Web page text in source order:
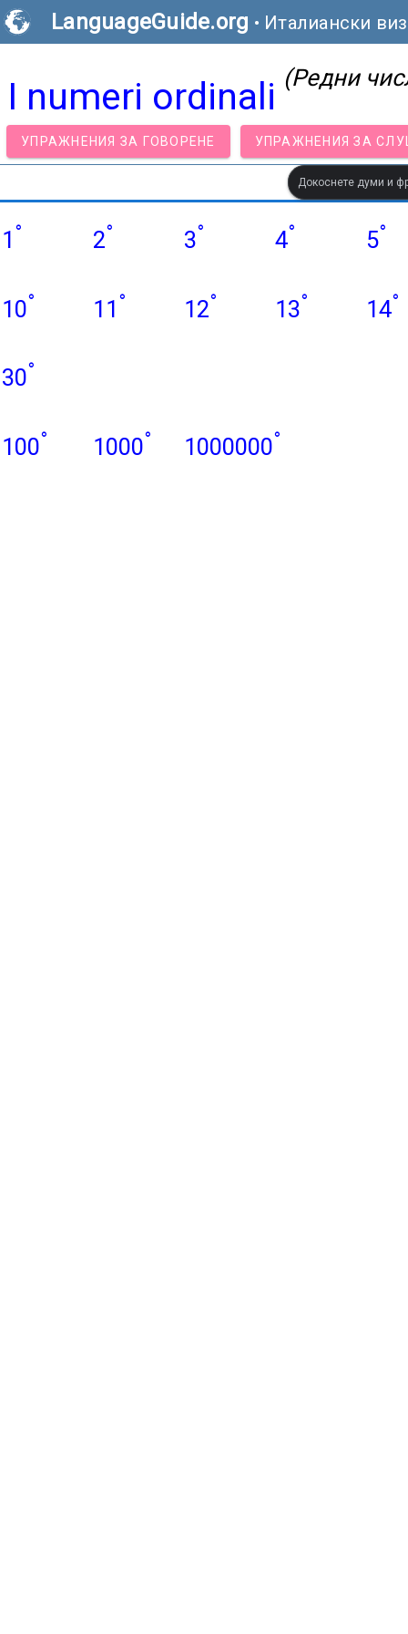
LanguageGuide.org • Италиански
I numeri ordinali (Редни
УПРАЖНЕНИЯ ЗА ГОВОРЕНЕ УПРАЖНЕНИЯ ЗА
Докоснете думи и
1 ° 2° 3° 4° 5°
10° 11 ° 12° 13° 14°
30°
100° 1000° 1000000°